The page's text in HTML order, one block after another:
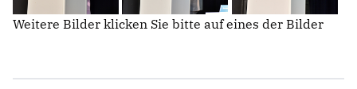
Weitere Bilder klicken Sie bitte auf eines der Bilder